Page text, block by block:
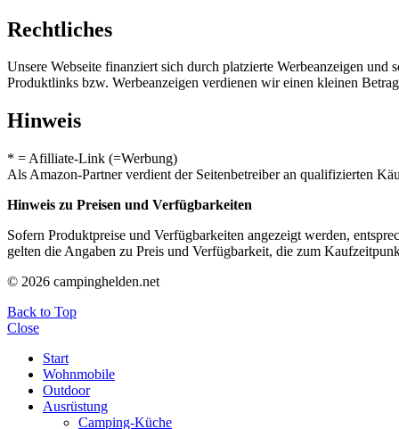
Rechtliches
Unsere Webseite finanziert sich durch platzierte Werbeanzeigen
Produktlinks bzw. Werbeanzeigen verdienen wir einen kleinen
Hinweis
* = Afilliate-Link (=Werbung)
Als Amazon-Partner verdient der Seitenbetreiber an qualifizierten
Hinweis zu Preisen und Verfügbarkeiten
Sofern Produktpreise und Verfügbarkeiten angezeigt werden,
gelten die Angaben zu Preis und Verfügbarkeit, die zum
© 2026 campinghelden.net
Back to Top
Close
Start
Wohnmobile
Outdoor
Ausrüstung
Camping-Küche